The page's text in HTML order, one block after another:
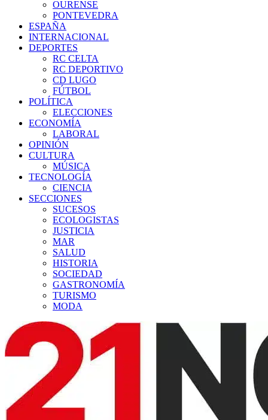
OURENSE
PONTEVEDRA
ESPAÑA
INTERNACIONAL
DEPORTES
RC CELTA
RC DEPORTIVO
CD LUGO
FÚTBOL
POLÍTICA
ELECCIONES
ECONOMÍA
LABORAL
OPINIÓN
CULTURA
MÚSICA
TECNOLOGÍA
CIENCIA
SECCIONES
SUCESOS
ECOLOGISTAS
JUSTICIA
MAR
SALUD
HISTORIA
SOCIEDAD
GASTRONOMÍA
TURISMO
MODA